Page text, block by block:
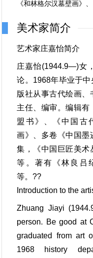
《和林格尔汉墓壁画》
美术家简介
艺术家庄嘉怡简介
庄嘉怡(1944.9—)女，
论。1968年毕业于
版社从事古代绘画、
主任、编审。编辑有
盟书》、《中国古
画》、多卷《中国墨
集，《中国巨匠美术
等。著有《林良吕
等。??
Introduction to the
Zhuang Jiayi
person. Be good at
graduated from art
1968 history